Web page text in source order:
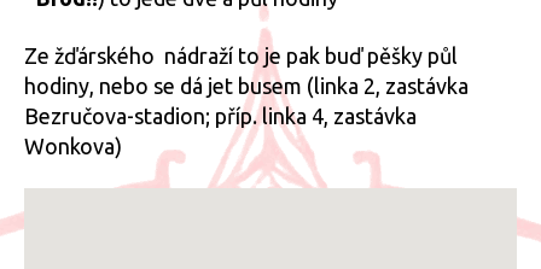
Ze žďárského nádraží to je pak buď pěšky půl
hodiny, nebo se dá jet busem (linka 2, zastávka
Bezručova-stadion; příp. linka 4, zastávka
Wonkova)